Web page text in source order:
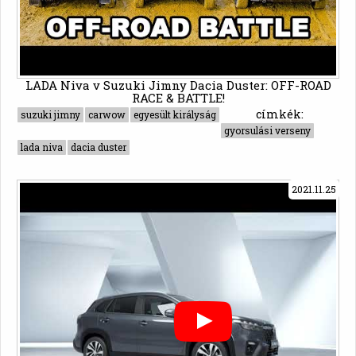
LADA Niva v Suzuki Jimny Dacia Duster: OFF-ROAD
RACE & BATTLE!
címkék:
suzuki jimny carwow
egyesült királyság
gyorsulási verseny
lada niva
dacia duster
2021.11.25